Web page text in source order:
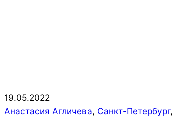
2022-
05-
19.05.2022
Анастасия Агличева, Санкт-Петербург,